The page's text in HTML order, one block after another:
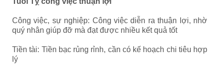
Công việc, sự nghiệp: Công việc diễn ra thuận lợi, nhờ
quý nhân giúp đỡ mà đạt được nhiều kết quả tốt
Tiền tài: Tiền bạc rủng rỉnh, cần có kế hoạch chi tiêu hợp
lý